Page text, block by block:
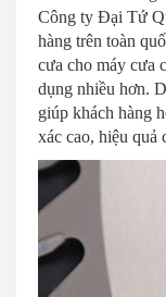
Công ty Đại Tứ
hàng trên toàn
cưa cho máy cưa
dụng nhiều hơn.
giúp khách hàng
xác cao, hiệu quả